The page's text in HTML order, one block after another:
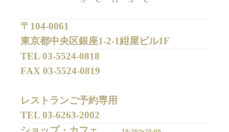
〒104-0061
東京都中央区銀座1-2-1紺屋ビル1F
TEL 03-5524-0818
FAX 03-5524-0819
レストランご予約専用
TEL 03-6263-2002